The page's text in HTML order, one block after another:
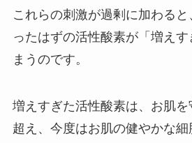
これらの刺激が過剰に加わる
ったはずの活性酸素が「増え
まうのです。
増えすぎた活性酸素は、お肌
超え、今度はお肌の健やかな細